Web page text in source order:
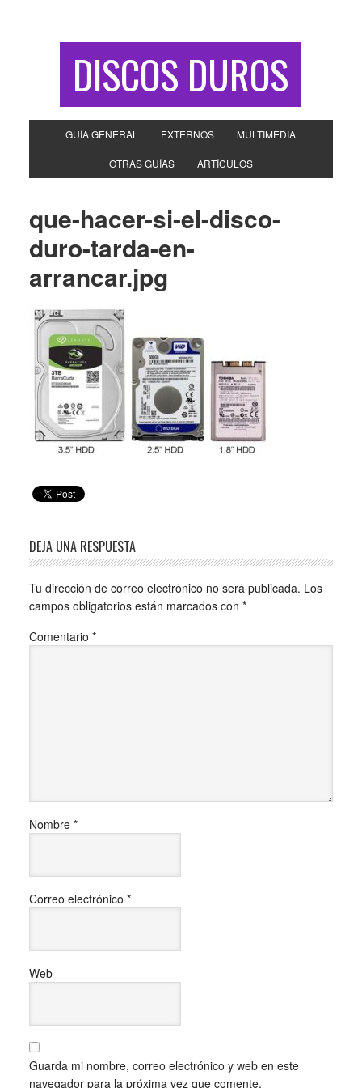
DISCOS DUROS
GUÍA GENERAL EXTERNOS MULTIMEDIA
OTRAS GUÍAS ARTÍCULOS
que-hacer-si-el-disco-
duro-tarda-en-
arrancar.jpg
DEJA UNA RESPUESTA
Tu dirección de correo electrónico no será publicada. Los
campos obligatorios están marcados con *
Comentario *
Nombre *
Correo electrónico *
Web
Guarda mi nombre, correo electrónico y web en este
navegador para la próxima vez que comente.